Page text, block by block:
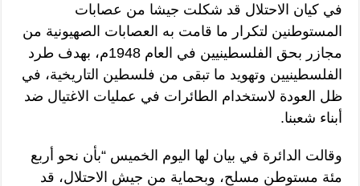
في كيان الاحتلال قد شكلت جيشا من عصابات
المستوطنين لتكرار ما قامت به العصابات الصهيونية من
مجازر بحق الفلسطينيين في العام 1948م، بهدف طرد
الفلسطينيين وتهويد ما تبقى من فلسطين التاريخية، في
ظل العودة لاستخدام الطائرات في عمليات الاغتيال ضد
أبناء شعبنا.
وقالت الدائرة في بيان لها اليوم الخميس “بأن نحو أربع
مئة مستوطن مسلح، وبحماية من جيش الاحتلال، قد